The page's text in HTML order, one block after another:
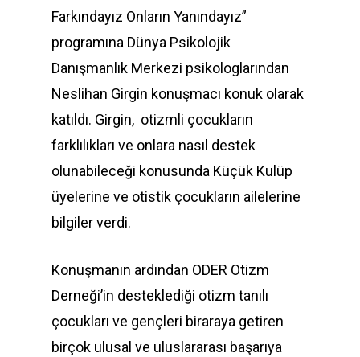
Farkındayız Onların Yanındayız”
programına Dünya Psikolojik
Danışmanlık Merkezi psikologlarından
Neslihan Girgin konuşmacı konuk olarak
katıldı. Girgin, otizmli çocukların
farklılıkları ve onlara nasıl destek
olunabileceği konusunda Küçük Kulüp
üyelerine ve otistik çocukların ailelerine
bilgiler verdi.
Konuşmanın ardından ODER Otizm
Derneği’in desteklediği otizm tanılı
çocukları ve gençleri biraraya getiren
birçok ulusal ve uluslararası başarıya